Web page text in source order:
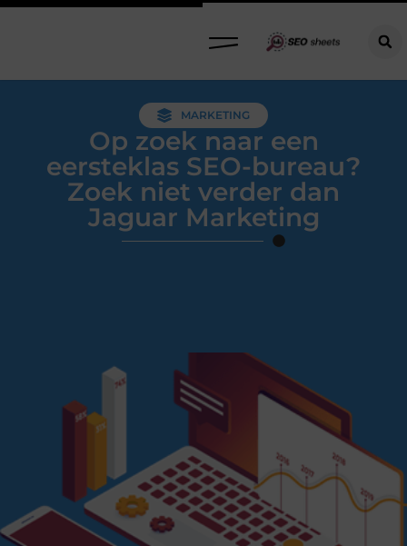
MARKETING
Op zoek naar een
eersteklas SEO-bureau?
Zoek niet verder dan
Jaguar Marketing